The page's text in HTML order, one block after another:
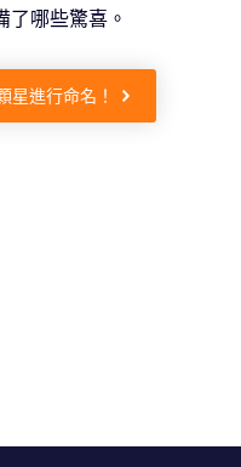
哪些驚喜。
星進行命名！